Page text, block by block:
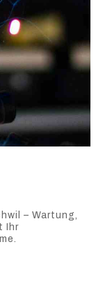
– Wartung,
Ihr